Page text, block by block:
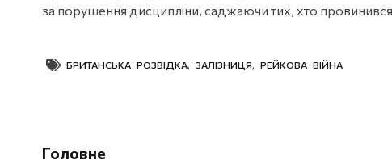
за порушення дисципліни, саджаючи тих, хто
БРИТАНСЬКА РОЗВІДКА, ЗАЛІЗНИЦЯ, РЕЙКОВА ВІЙНА
Головне